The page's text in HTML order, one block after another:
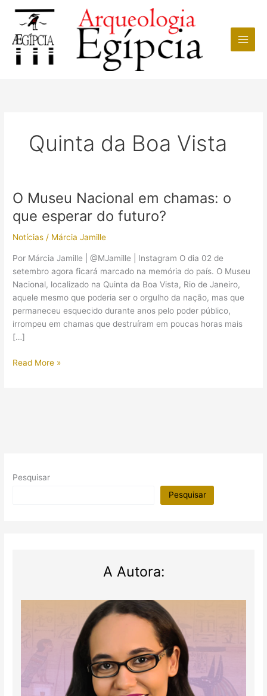
conteúdo
Quinta da Boa Vista
O Museu Nacional em chamas: o
que esperar do futuro?
Notícias / Márcia Jamille
Por Márcia Jamille | @MJamille | Instagram O dia 02 de
setembro agora ficará marcado na memória do país. O Museu
Nacional, localizado na Quinta da Boa Vista, Rio de Janeiro,
aquele mesmo que poderia ser o orgulho da nação, mas que
permaneceu esquecido durante anos pelo poder público,
irrompeu em chamas que destruíram em poucas horas mais
[…]
O
futuro?
Read More »
Pesquisar
Pesquisar
A Autora: